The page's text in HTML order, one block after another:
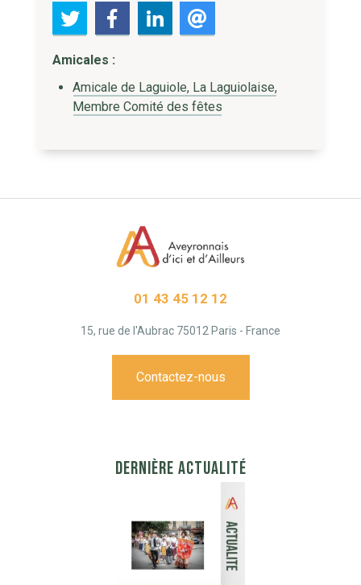
Amicales :
Amicale de Laguiole, La Laguiolaise,
Membre Comité des fêtes
01 43 45 12 12
15, rue de l'Aubrac 75012 Paris - France
Contactez-nous
DERNIÈRE ACTUALITÉ